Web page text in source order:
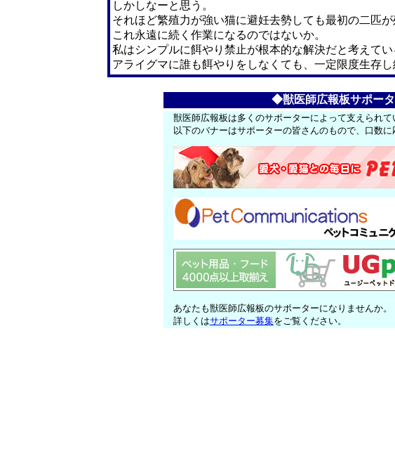
しかしなーと思う。
それほど繁殖力が強い猫に避妊去勢しても最初の二匹が
これ永遠に続く作業になるのではないか。
私はシンプルに餌やり禁止が根本的な解決だと考えてい
アライグマに誰も餌やりをしなくても、一定限度生存し
◆獣医師広報板サポー
獣医師広報板は多くのサポーターによって支えられて
以下のバナーはサポーターの皆さんのもので、口数に
あなたも獣医師広報板のサポーターになりませんか。
詳しくはサポーター募集をご覧ください。